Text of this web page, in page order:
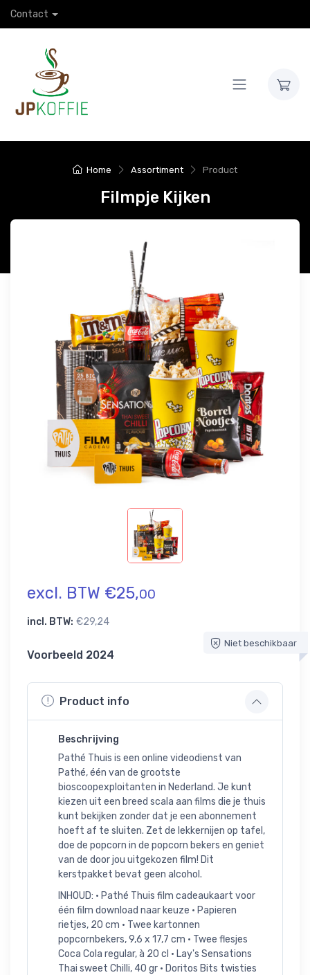
Contact
Home Assortiment Product
Filmpje Kijken
excl. BTW €25,00
incl. BTW: €29,24
Niet beschikbaar
Voorbeeld 2024
Product info
Beschrijving
Pathé Thuis is een online videodienst van
Pathé, één van de grootste
bioscoopexploitanten in Nederland. Je kunt
kiezen uit een breed scala aan films die je thuis
kunt bekijken zonder dat je een abonnement
hoeft af te sluiten. Zet de lekkernijen op tafel,
doe de popcorn in de popcorn bekers en geniet
van de door jou uitgekozen film! Dit
kerstpakket bevat geen alcohol.
INHOUD: • Pathé Thuis film cadeaukaart voor
één film download naar keuze • Papieren
rietjes, 20 cm • Twee kartonnen
popcornbekers, 9,6 x 17,7 cm • Twee flesjes
Coca Cola regular, à 20 cl • Lay's Sensations
Thai sweet Chilli, 40 gr • Doritos Bits twisties